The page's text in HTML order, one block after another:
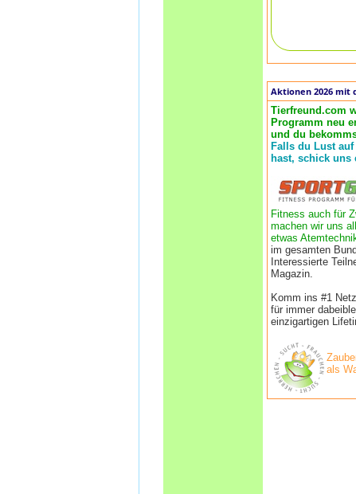
Aktionen 2026 mit
Tierfreund.com
Programm neu
und du
Falls du Lust
hast, schick
Fitness auch für
machen wir uns
etwas
im gesamten
Interessierte
Magazin.
Komm ins #1
für immer
einzigartigen
als